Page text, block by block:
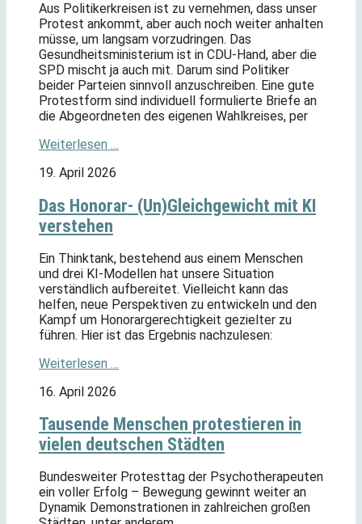
Aus Politikerkreisen ist zu vernehmen, dass unser
Protest ankommt, aber auch noch weiter anhalten
müsse, um langsam vorzudringen. Das
Gesundheitsministerium ist in CDU-Hand, aber die
SPD mischt ja auch mit. Darum sind Politiker
beider Parteien sinnvoll anzuschreiben. Eine gute
Protestform sind individuell formulierte Briefe an
die Abgeordneten des eigenen Wahlkreises, per
Weiterlesen …
19. April 2026
Das Honorar- (Un)Gleichgewicht mit KI
verstehen
Ein Thinktank, bestehend aus einem Menschen
und drei KI-Modellen hat unsere Situation
verständlich aufbereitet. Vielleicht kann das
helfen, neue Perspektiven zu entwickeln und den
Kampf um Honorargerechtigkeit gezielter zu
führen. Hier ist das Ergebnis nachzulesen:
Weiterlesen …
16. April 2026
Tausende Menschen protestieren in
vielen deutschen Städten
Bundesweiter Protesttag der Psychotherapeuten
ein voller Erfolg – Bewegung gewinnt weiter an
Dynamik Demonstrationen in zahlreichen großen